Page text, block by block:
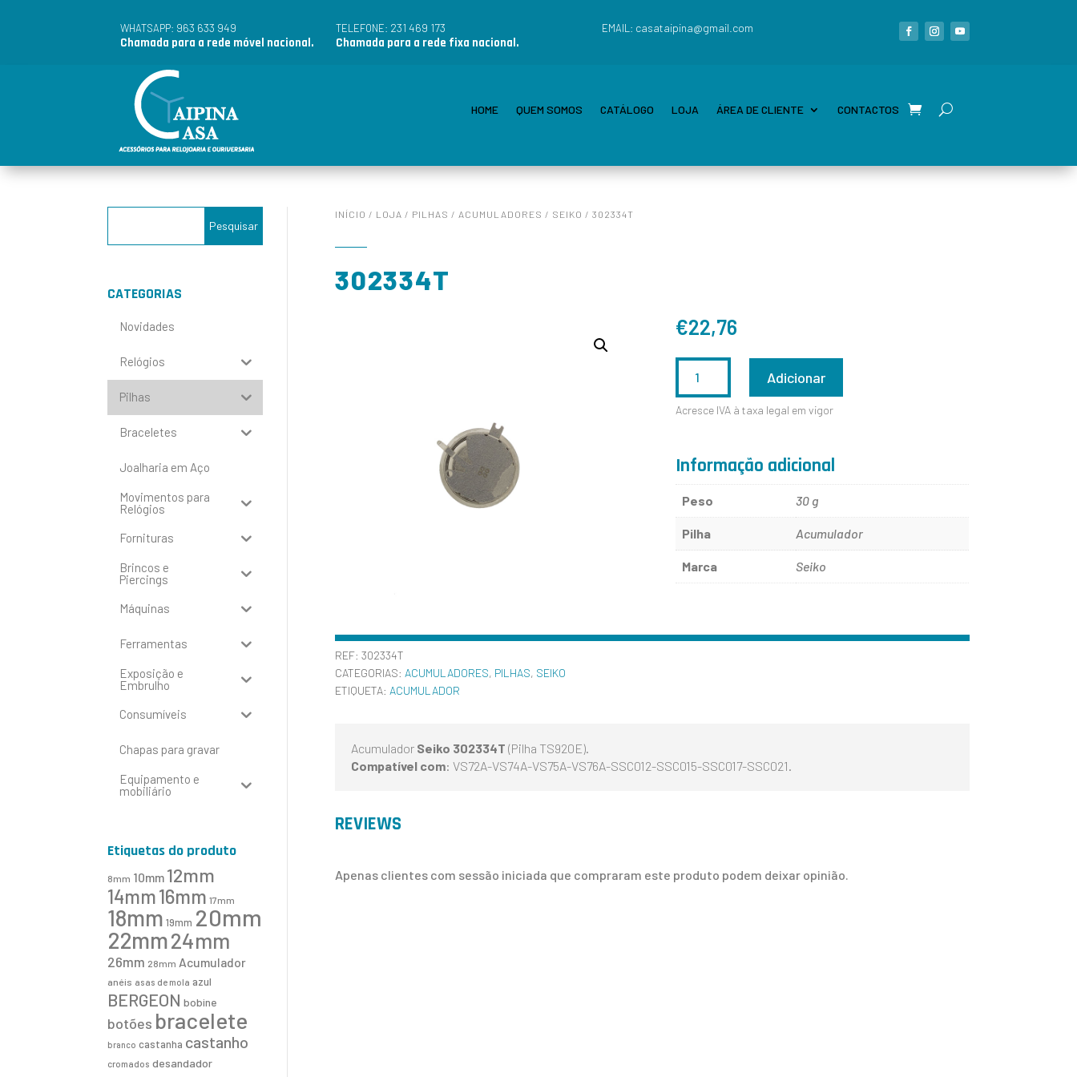
WHATSAPP: 963 633 949
Chamada para a rede móvel nacional.
TELEFONE: 231 469 173
Chamada para a rede fixa nacional.
EMAIL: casataipina@gmail.com
HOME QUEM SOMOS CATÁLOGO LOJA ÁREA DE CLIENTE CONTACTOS
CATEGORIAS
Novidades
Relógios
Pilhas
Braceletes
Joalharia em Aço
Movimentos para
Relógios
Fornituras
Brincos e
Piercings
Máquinas
Ferramentas
Exposição e
Embrulho
Consumíveis
Chapas para gravar
Equipamento e
mobiliário
Etiquetas do produto
8mm 10mm 12mm
14mm16mm 17mm
18mm 19mm 20mm
22mm24mm
26mm 28mm Acumulador
anéis asas de mola azul
BERGEON bobine
botões bracelete
branco castanha castanho
cromados desandador
INÍCIO / LOJA / PILHAS / ACUMULADORES / SEIKO / 302334T
302334T
€22,76
QUANTIDADE
DE
Adicionar
Acresce IVA à taxa legal em vigor
Informação adicional
Peso 30 g
Pilha Acumulador
Marca Seiko
REF: 302334T
CATEGORIAS: ACUMULADORES, PILHAS, SEIKO
ETIQUETA: ACUMULADOR
Acumulador Seiko 302334T (Pilha TS920E).
Compatível com: VS72A-VS74A-VS75A-VS76A-SSC012-SSC015-SSC017-SSC021.
REVIEWS
Apenas clientes com sessão iniciada que compraram este produto podem deixar opinião.